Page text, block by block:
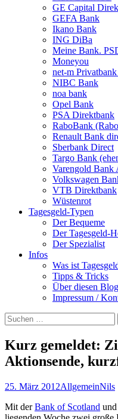
GE Capital
GEFA Bank
Ikano Bank
ING DiBa
Meine Bank.
Moneyou
net-m
NIBC Bank
noa bank
Opel Bank
PSA Direktbank
RaboBank
Renault Bank
Sberbank Direct
Targo Bank
Varengold Bank
Volkswagen
VTB Direktbank
Wüstenrot
Tagesgeld-Typen
Der Bequeme
Der Tagesgeld-
Der Spezialist
Infos
Was ist
Tipps & Tricks
Über diesen Blog
Impressum /
Suchen
nach:
Kurz gemeldet:
Aktionsende,
25. März 2012AllgemeinNils
Mit derBank of Scotland und